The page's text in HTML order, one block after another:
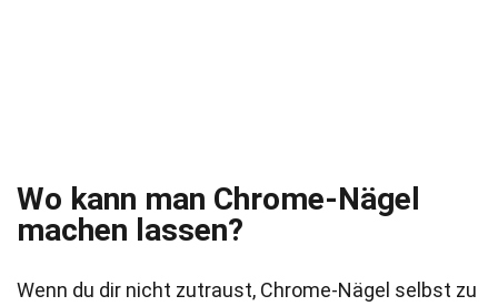
Wo kann man Chrome-Nägel
machen lassen?
Wenn du dir nicht zutraust, Chrome-Nägel selbst zu